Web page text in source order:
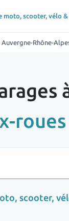
moto, scooter, vélo
Auvergne-Rhône-
roues
scooter,